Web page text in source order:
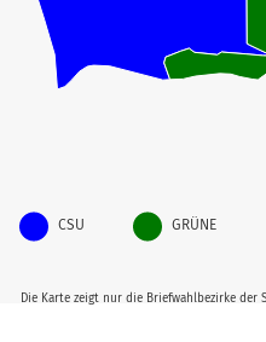
Die Karte zeigt nur die Briefwahlbezirke
CSU GRÜNE